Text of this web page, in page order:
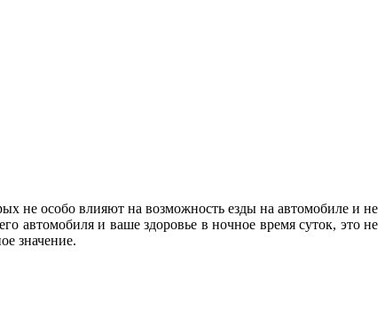
не особо влияют на возможность езды на автомобиле и не
автомобиля и ваше здоровье в ночное время суток, это не
значение.